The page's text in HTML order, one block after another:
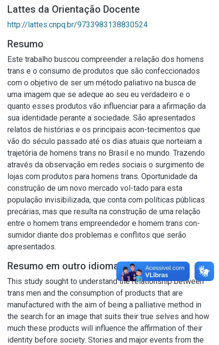
Lattes da Orientação Docente
http://lattes.cnpq.br/9733983138830524
Resumo
Este trabalho buscou compreender a relação dos homens
trans e o consumo de produtos que são confeccionados
com o objetivo de ser um método paliativo na busca de
uma imagem que se adeque ao seu eu verdadeiro e o
quanto esses produtos vão influenciar para a afirmação da
sua identidade perante a sociedade. São apresentados
relatos de histórias e os principais acon-tecimentos que
vão do século passado até os dias atuais que norteiam a
trajetória de homens trans no Brasil e no mundo. Trazendo
através da observação em redes sociais o surgimento de
lojas com produtos para homens trans. Oportunidade da
construção de um novo mercado vol-tado para esta
população invisibilizada, que conta com políticas públicas
precárias, mas que resulta na construção de uma relação
entre o homem trans empreendedor e homem trans con-
sumidor diante dos problemas e conflitos que serão
apresentados.
Resumo em outro idioma
This study sought to understand the relationship between
trans men and the consumption of products that are
manufactured with the aim of being a palliative method in
the search for an image that suits their true selves and how
much these products will influence the affirmation of their
identity before society. Stories and major events from the